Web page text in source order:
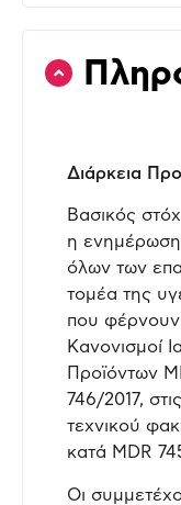
Διάρκεια
Βασικός
η ενημέρωση
όλων των
τομέα της
που φέρνουν
Κανονισμοί
Προϊόντων
746/2017,
τεχνικού
κατά MDR
Οι